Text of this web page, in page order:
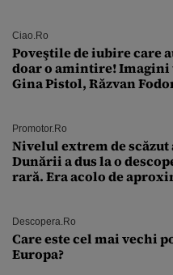
Ciao.ro
Poveştile de iubire care
doar o amintire! Imagini
Gina Pistol, Răzvan
Promotor.ro
Nivelul extrem de scăzut
Dunării a dus la o
rară. Era acolo de
Descopera.ro
Care este cel mai vechi
Europa?